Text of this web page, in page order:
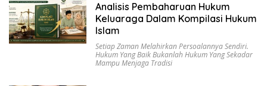
Analisis Pembaharuan Hukum
Keluaraga Dalam Kompilasi Hukum
Islam
Setiap Zaman Melahirkan Persoalannya Sendiri.
Hukum Yang Baik Bukanlah Hukum Yang Sekadar
Mampu Menjaga Tradisi